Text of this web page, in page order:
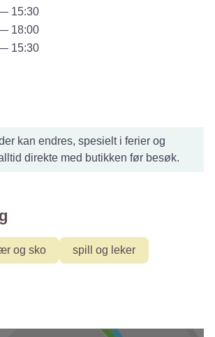
15:30
18:00
15:30
kan endres, spesielt i ferier og
direkte med butikken før besøk.
og sko spill og leker